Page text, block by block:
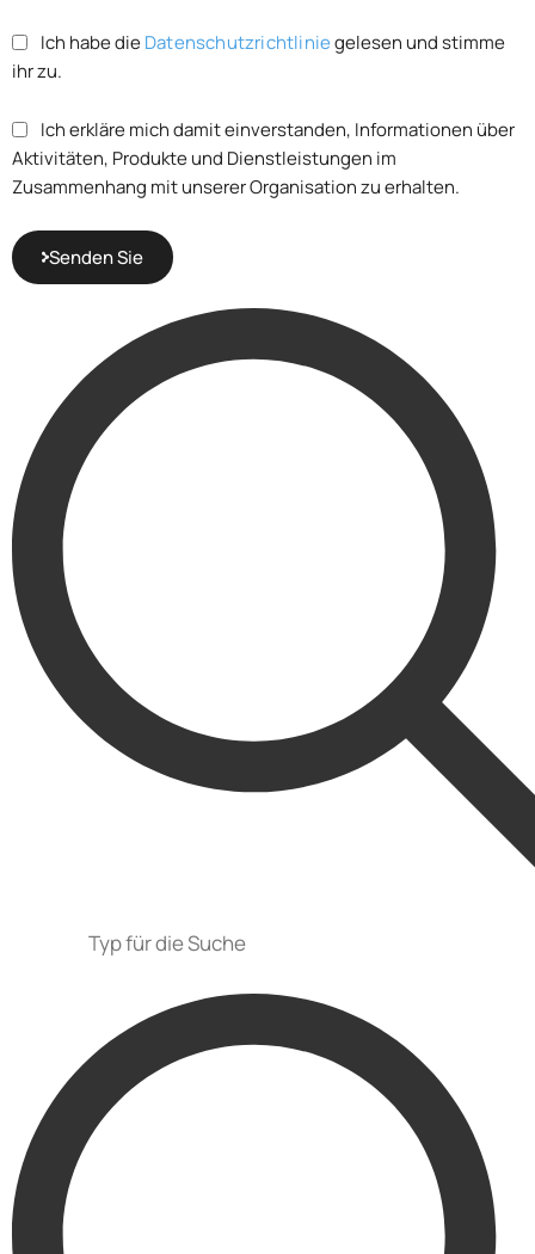
Ich habe dieDatenschutzrichtliniegelesen und stimme
ihr zu.
Ich erkläre mich damit einverstanden, Informationen über
Aktivitäten, Produkte und Dienstleistungen im
Zusammenhang mit unserer Organisation zu erhalten.
Senden Sie